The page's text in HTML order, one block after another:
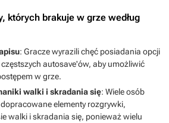
których brakuje w grze według
: Gracze wyrazili chęć posiadania opcji
autosave'ów, aby umożliwić
w grze.
walki i skradania się: Wiele osób
elementy rozgrywki,
walki i skradania się, ponieważ wielu